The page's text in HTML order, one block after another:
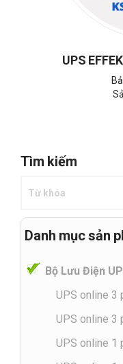
UPS
Tìm kiếm
Danh mục sản
Bộ Lưu Điện
UPS online 3
UPS online 3
UPS online 1